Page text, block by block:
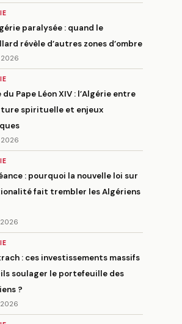
paralysée : quand le
révèle d’autres zones d’ombre
2026
Pape Léon XIV : l’Algérie entre
spirituelle et enjeux
2026
: pourquoi la nouvelle loi sur
fait trembler les Algériens
2026
: ces investissements massifs
soulager le portefeuille des
?
2026